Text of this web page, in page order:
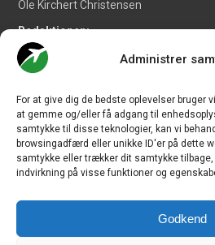
Administrer
For at give dig de bedste oplevelser bruger
at gemme og/eller få adgang til
samtykke til disse teknologier, kan vi
browsingadfærd eller unikke ID'er på dette
samtykke eller trækker dit samtykke
indvirkning på visse funktioner og
Godkend
Ole Kirchert Christensen
Redaktionen:
Christian Granhøj Skouboe
Henrik Baumgarten
Danny Longhi Andreasen
Salg og jobannoncer:
salg@travelmedianordic.com
Vi tager ansvar for indholdet og er